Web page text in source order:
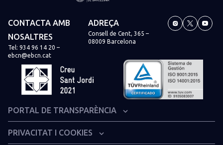
CONTACTA AMB
NOSALTRES
Tel: 934 96 14 20 –
ebcn@ebcn.cat
ADREÇA
Consell de Cent, 365 –
08009 Barcelona
PORTAL DE TRANSPARÈNCIA
PRIVACITAT I COOKIES